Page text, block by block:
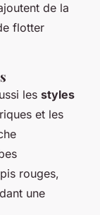
de la
flotter
les styles
et les
rouges,
une